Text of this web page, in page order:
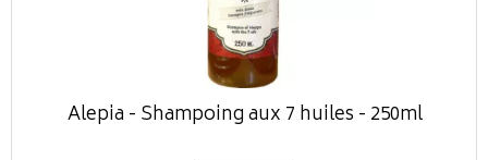
Alepia - Shampoing aux 7 huiles - 250ml